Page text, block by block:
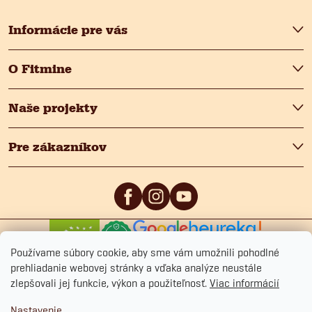
Používame súbory cookie, aby sme vám umožnili pohodlné
prehliadanie webovej stránky a vďaka analýze neustále
zlepšovali jej funkcie, výkon a použiteľnosť. Viac informácií
eInformácie pre vás
O Fitmine
Naše projekty
Pre zákazníkov